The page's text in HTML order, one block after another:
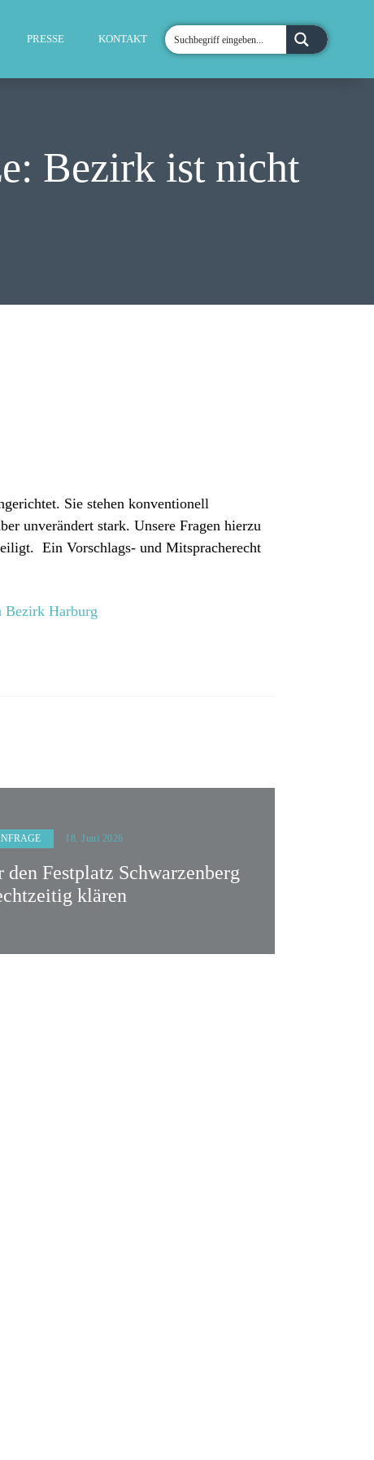
PRESSE KONTAKT
Bezirk ist nicht
Sie stehen konventionell
unverändert stark. Unsere Fragen hierzu
Ein Vorschlags- und Mitspracherecht
Bezirk Harburg
18. Juni 2026
Festplatz Schwarzenberg
klären